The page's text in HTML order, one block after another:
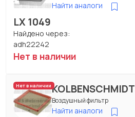
Найти аналоги
LX 1049
Найдено через:
adh22242
Нет в наличии
Нет в наличииKOLBENSCHMIDT
Воздушный фильтр
Найти аналоги